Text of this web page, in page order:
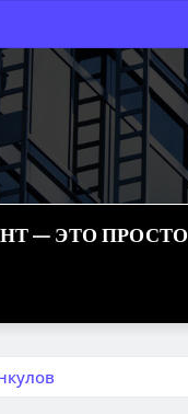
— ЭТО ПРОСТО